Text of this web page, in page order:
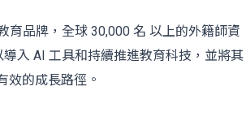
育品牌，全球 30,000 名 以上的外籍師資
入 AI 工具和持續推進教育科技，並將其
效的成長路徑。